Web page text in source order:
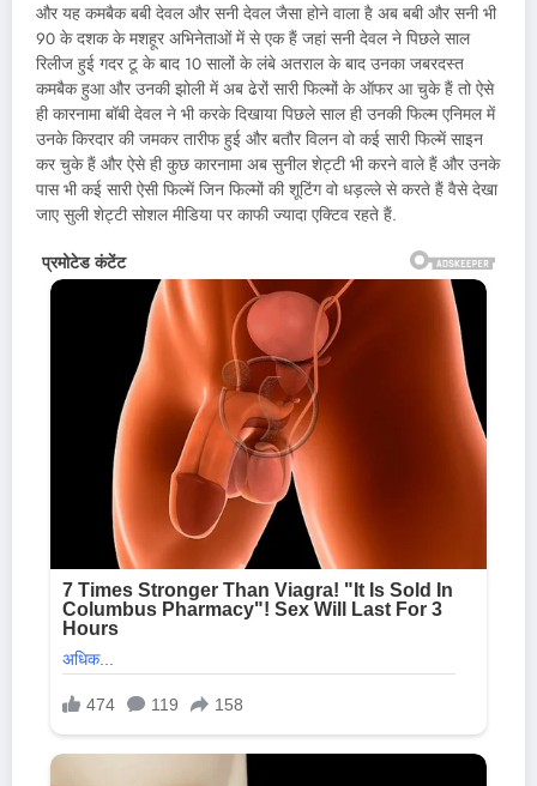
और यह कमबैक बबी देवल और सनी देवल जैसा होने वाला है अब बबी और सनी भी
90 के दशक के मशहूर अभिनेताओं में से एक हैं जहां सनी देवल ने पिछले साल
रिलीज हुई गदर टू के बाद 10 सालों के लंबे अतराल के बाद उनका जबरदस्त
कमबैक हुआ और उनकी झोली में अब ढेरों सारी फिल्मों के ऑफर आ चुके हैं तो ऐसे
ही कारनामा बॉबी देवल ने भी करके दिखाया पिछले साल ही उनकी फिल्म एनिमल में
उनके किरदार की जमकर तारीफ हुई और बतौर विलन वो कई सारी फिल्में साइन
कर चुके हैं और ऐसे ही कुछ कारनामा अब सुनील शेट्टी भी करने वाले हैं और उनके
पास भी कई सारी ऐसी फिल्में जिन फिल्मों की शूटिंग वो धड़ल्ले से करते हैं वैसे देखा
जाए सुली शेट्टी सोशल मीडिया पर काफी ज्यादा एक्टिव रहते हैं.